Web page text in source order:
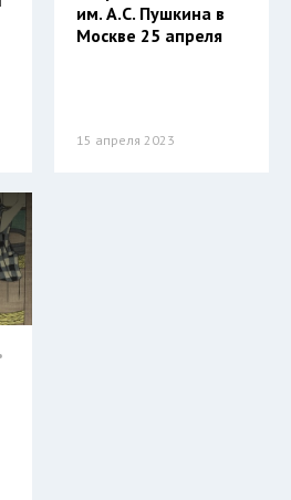
им. А.С. Пушкина в
Москве 25 апреля
15 апреля 2023